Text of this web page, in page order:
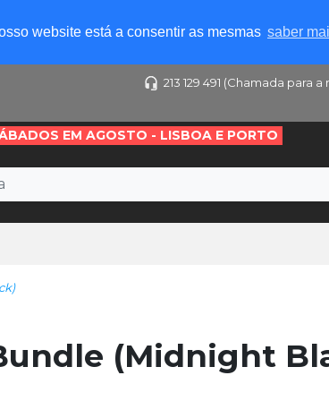
website está a consentir as mesmas saber
213 129 491 (Chamada para
EM AGOSTO - LISBOA E PORTO
(Midnight